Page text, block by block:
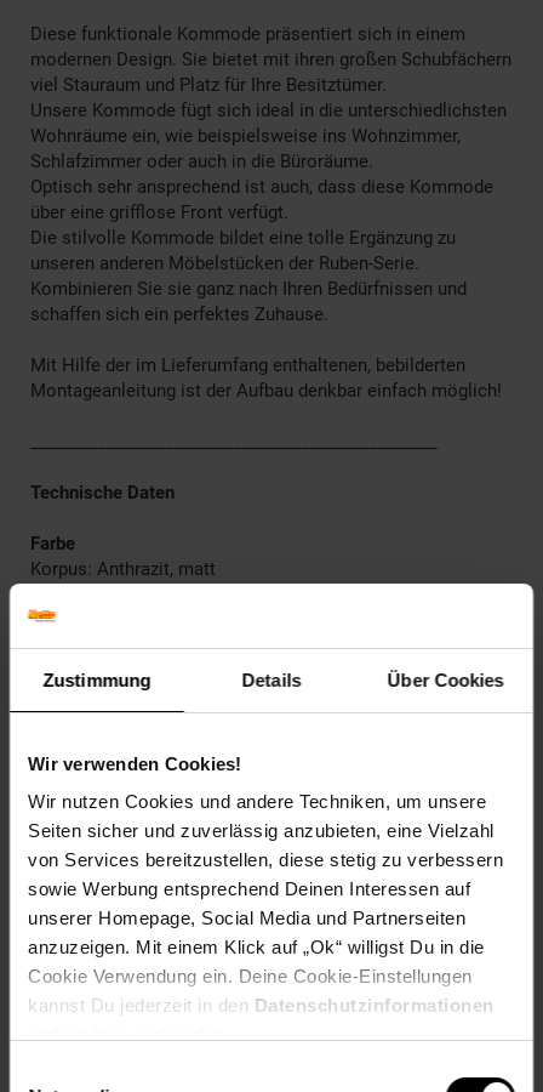
Zustimmung Details Über Cookies
Wir verwenden Cookies!
Wir nutzen Cookies und andere Techniken, um unsere
Seiten sicher und zuverlässig anzubieten, eine Vielzahl
von Services bereitzustellen, diese stetig zu verbessern
sowie Werbung entsprechend Deinen Interessen auf
unserer Homepage, Social Media und Partnerseiten
anzuzeigen. Mit einem Klick auf „Ok“ willigst Du in die
Cookie Verwendung ein. Deine Cookie-Einstellungen
kannst Du jederzeit in den Datenschutzinformationen
Diese funktionale Kommode präsentiert sich in einem
modernen Design. Sie bietet mit ihren großen Schubfächern
viel Stauraum und Platz für Ihre Besitztümer.
Unsere Kommode fügt sich ideal in die unterschiedlichsten
Wohnräume ein, wie beispielsweise ins Wohnzimmer,
Schlafzimmer oder auch in die Büroräume.
Optisch sehr ansprechend ist auch, dass diese Kommode
über eine grifflose Front verfügt.
Die stilvolle Kommode bildet eine tolle Ergänzung zu
unseren anderen Möbelstücken der Ruben-Serie.
Kombinieren Sie sie ganz nach Ihren Bedürfnissen und
schaffen sich ein perfektes Zuhause.
Mit Hilfe der im Lieferumfang enthaltenen, bebilderten
Montageanleitung ist der Aufbau denkbar einfach möglich!
Technische Daten
Farbe
Korpus: Anthrazit, matt
Maße
gesamt: 40,2 x 53,6 x 48 cm (BxHxT)
Schubladen: 30 x 14 x 40 cm (BxHxT)
Gewicht
18 kg
Material
Korpus: Spanplatte, 16 mm, Melaminharzbeschichtung
Rückwand: Holzfaserplatte, 3 mm
Füße: Kunststoff
Türscharniere: Metall
Sonstiges